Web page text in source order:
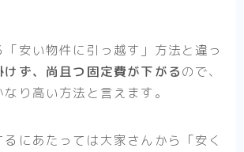
「安い物件に引っ越す」方法と違っ
けず、尚且つ固定費が下がるので、
り高い方法と言えます。
にあたっては大家さんから「安く